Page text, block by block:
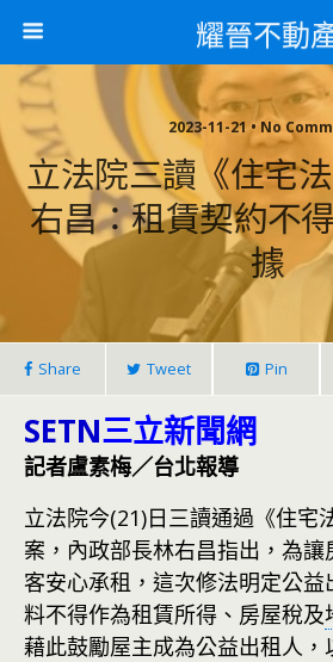
耀晉不動
2023-11-21 • No
立法院三讀《住宅
右昌：租賃契約不
據
Share Tweet Pin
SETN三立新聞網
記者盧素梅／台北報導
立法院今(21)日三讀通過《住宅
案，內政部長林右昌指出，為
客安心承租，這次修法明定公益
料不得作為租賃所得、房屋稅及
藉此鼓勵屋主成為公益出租人